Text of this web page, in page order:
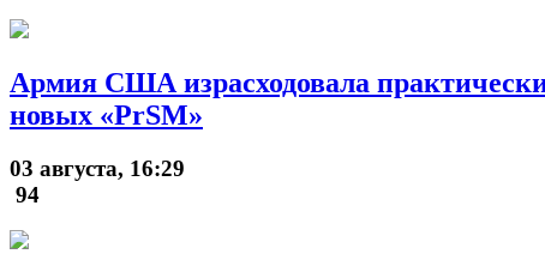
Армия США израсходовала
новых «PrSM»
03 августа, 16:29
94